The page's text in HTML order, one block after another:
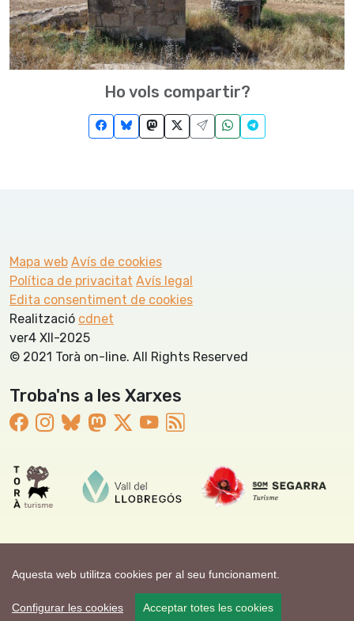
Aquesta web utilitza cookies per al seu funcionament.
Configurar les cookies Acceptar totes les cookies
Ho vols compartir?
Mapa web Avís de cookies
Política de privacitat Avís legal
Edita consentiment de cookies
Realització cdnet
ver4 XII-2025
© 2021 Torà on-line. All Rights Reserved
Troba'ns a les Xarxes